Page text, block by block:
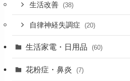
生活改善 (38)
自律神経失調症 (20)
生活家電・日用品 (60)
花粉症・鼻炎 (7)